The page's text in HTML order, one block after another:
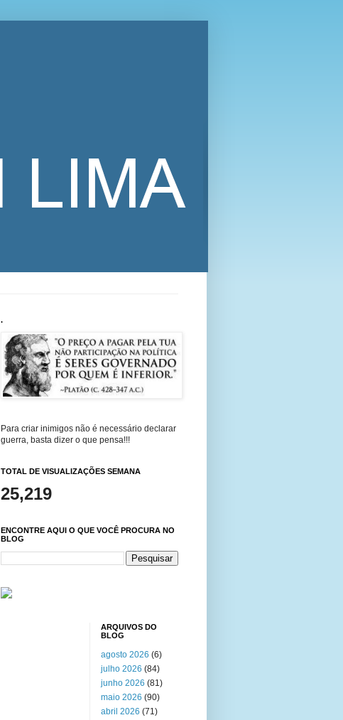
.
Para criar inimigos não é necessário declarar
guerra, basta dizer o que pensa!!!
TOTAL DE VISUALIZAÇÕES SEMANA
25,219
ENCONTRE AQUI O QUE VOCÊ PROCURA NO
BLOG
ARQUIVOS DO
BLOG
agosto 2026 (6)
julho 2026 (84)
junho 2026 (81)
maio 2026 (90)
abril 2026 (71)